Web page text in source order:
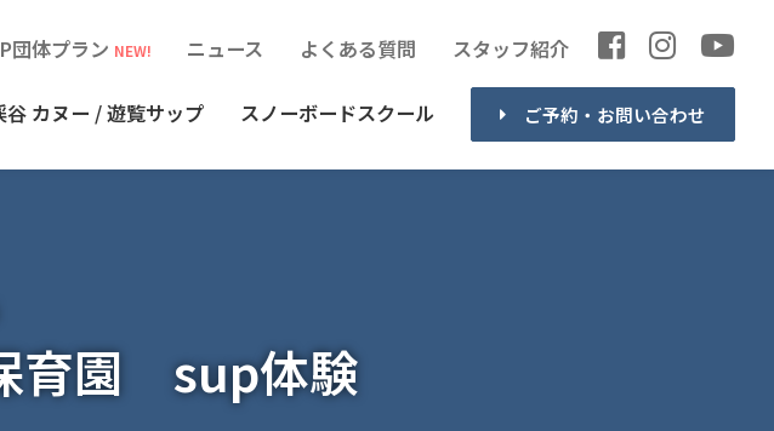
谷 カヌー / 遊覧サップ スノーボードスクール ご予約・お問い合わせ
団体プラン NEW! ニュース よくある質問 スタッフ紹介
育園 sup体験